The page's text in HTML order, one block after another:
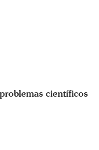
científicos